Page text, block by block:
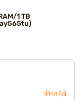
1 TB
ay565tu)
कीमत देखें